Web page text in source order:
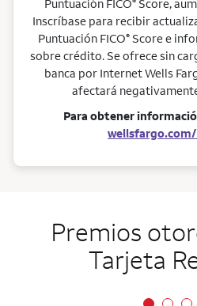
Puntuación FICO Score,
Inscríbase para recibir
Puntuación FICO® Score e
sobre crédito. Se ofrece sin
banca por Internet Wells
afectará
Para obtener
Premios
Tarjeta